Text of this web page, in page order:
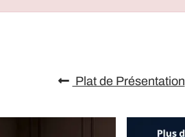
Plat de Présentation